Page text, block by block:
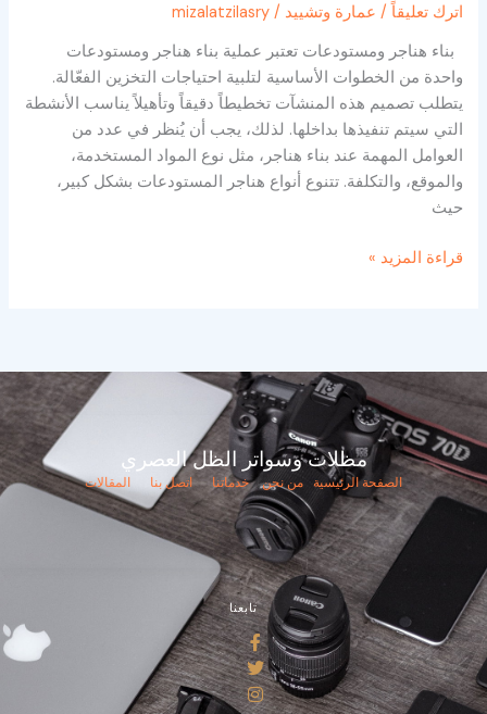
اترك تعليقاً / عمارة وتشييد /
mizalatzilasry
بناء هناجر ومستودعات تعتبر عملية بناء هناجر ومستودعات
واحدة من الخطوات الأساسية لتلبية احتياجات التخزين الفعّالة.
يتطلب تصميم هذه المنشآت تخطيطاً دقيقاً وتأهيلاً يناسب الأنشطة
التي سيتم تنفيذها بداخلها. لذلك، يجب أن يُنظر في عدد من
العوامل المهمة عند بناء هناجر، مثل نوع المواد المستخدمة،
والموقع، والتكلفة. تتنوع أنواع هناجر المستودعات بشكل كبير،
حيث
قراءة المزيد »
تابعنا
مظلات وسواتر الظل العصري
الصفحة الرئيسية من نحن خدماتنا اتصل بنا المقالات